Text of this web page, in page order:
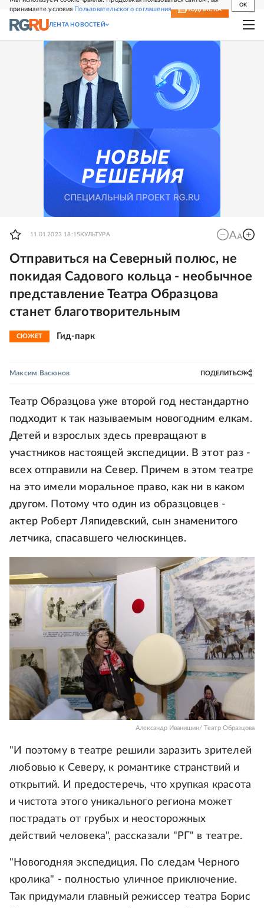
принимаете условия Пользовательского соглашения
OK
СВЕЖИЙ НОМЕР ПОДПИСКА
ЛЕНТА НОВОСТЕЙ
11.01.2023 18:15 КУЛЬТУРА
Отправиться на Северный полюс, не
покидая Садового кольца - необычное
представление Театра Образцова
станет благотворительным
СЮЖЕТ Гид-парк
Максим Васюнов ПОДЕЛИТЬСЯ
Театр Образцова уже второй год нестандартно
подходит к так называемым новогодним елкам.
Детей и взрослых здесь превращают в
участников настоящей экспедиции. В этот раз -
всех отправили на Север. Причем в этом театре
на это имели моральное право, как ни в каком
другом. Потому что один из образцовцев -
актер Роберт Ляпидевский, сын знаменитого
летчика, спасавшего челюскинцев.
Александр Иванишин/ Театр Образцова
"И поэтому в театре решили заразить зрителей
любовью к Северу, к романтике странствий и
открытий. И предостеречь, что хрупкая красота
и чистота этого уникального региона может
пострадать от грубых и неосторожных
действий человека", рассказали "РГ" в театре.
"Новогодняя экспедиция. По следам Черного
кролика" - полностью уличное приключение.
Так придумали главный режиссер театра Борис